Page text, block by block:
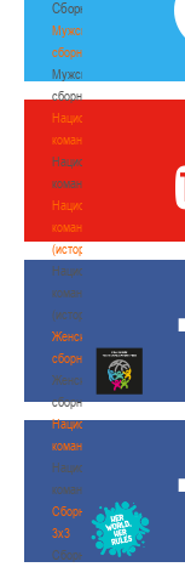
Сборные
Мужские
сборные
Мужские
сборные
Национальная
команда
Национальная
команда
Национальная
команда
(история)
Национальная
команда
(история)
Женские
сборные
Женские
сборные
Национальная
команда
Национальная
команда
Сборные
3х3
Сборные